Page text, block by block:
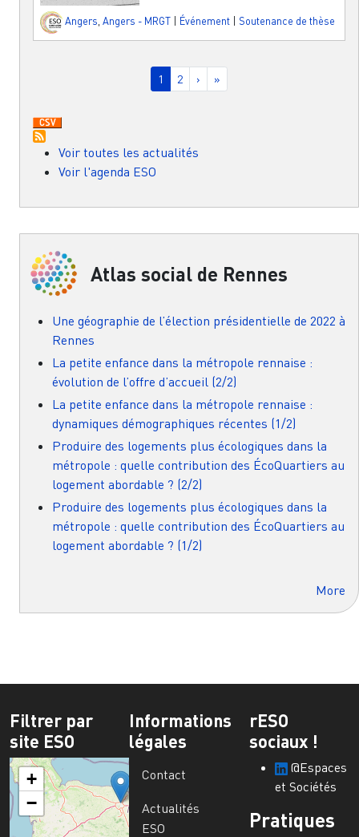
Angers Angers - MRGT Événement Soutenance de thèse
Page courante
1 Page
2 Page suivante
› Dernière page
»
Voir toutes les actualités
Voir l'agenda ESO
Atlas social de Rennes
Une géographie de l’élection présidentielle de 2022 à
Rennes
La petite enfance dans la métropole rennaise :
évolution de l’offre d’accueil (2/2)
La petite enfance dans la métropole rennaise :
dynamiques démographiques récentes (1/2)
Produire des logements plus écologiques dans la
métropole : quelle contribution des ÉcoQuartiers au
logement abordable ? (2/2)
Produire des logements plus écologiques dans la
métropole : quelle contribution des ÉcoQuartiers au
logement abordable ? (1/2)
More
Filtrer par
site ESO
+
−
Informations
légales
Contact
Actualités
ESO
rESO
sociaux !
@Espaces
et Sociétés
Pratiques